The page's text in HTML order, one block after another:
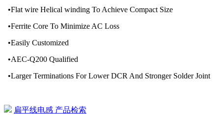
•Flat wire Helical winding To Achieve Compact Size
•Ferrite Core To Minimize AC Loss
•Easily Customized
•AEC-Q200 Qualified
•Larger Terminations For Lower DCR And Stronger Solder Joint
扁平线电感 产品检索